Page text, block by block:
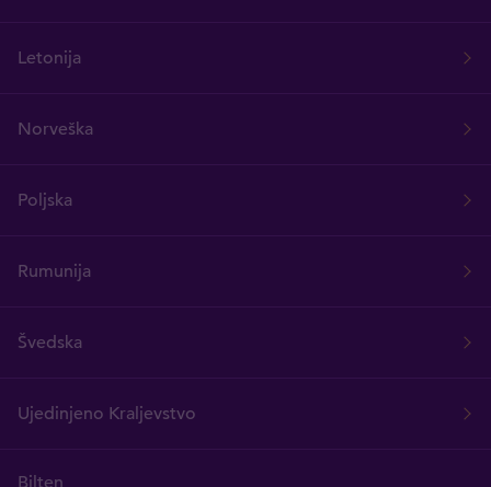
Letonija
Norveška
Poljska
Rumunija
Švedska
Ujedinjeno Kraljevstvo